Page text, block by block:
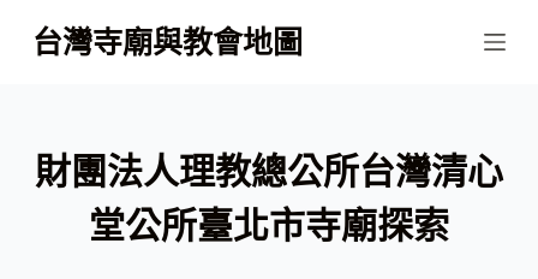
跳
至
內
容
台灣寺廟與教會地圖
財團法人理教總公所台灣清心
堂公所臺北市寺廟探索